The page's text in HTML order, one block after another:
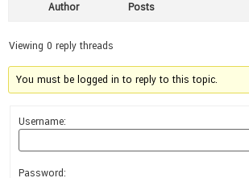
Author Posts
Viewing 0 reply threads
You must be logged in to reply to this topic.
Username:
Password: